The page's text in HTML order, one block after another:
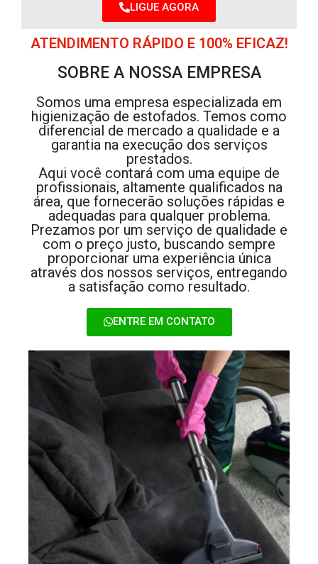
LIGUE AGORA
ATENDIMENTO RÁPIDO E 100% EFICAZ!
SOBRE A NOSSA EMPRESA
Somos uma empresa especializada em
higienização de estofados. Temos como
diferencial de mercado a qualidade e a
garantia na execução dos serviços
prestados.
Aqui você contará com uma equipe de
profissionais, altamente qualificados na
área, que fornecerão soluções rápidas e
adequadas para qualquer problema.
Prezamos por um serviço de qualidade e
com o preço justo, buscando sempre
proporcionar uma experiência única
através dos nossos serviços, entregando
a satisfação como resultado.
ENTRE EM CONTATO